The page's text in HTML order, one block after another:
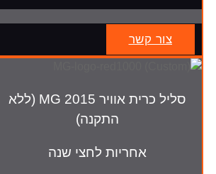
צור קשר
סליל כרית אוויר MG 2015 (ללא
התקנה)
אחריות לחצי שנה